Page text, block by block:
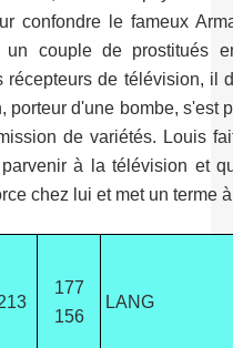
confondre le fameux
un couple de prostitués
récepteurs de télévision, il
porteur d'une bombe, s'est
de variétés. Louis
à la télévision et
chez lui et met un terme
177
156
LANG